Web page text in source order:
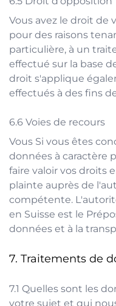
Vous avez le droit de
pour des raisons
particulière, à un
effectué sur la base
droit s'applique
effectués à des fins
Voies de recours
Vous Si vous êtes
données à caractère
faire valoir vos droits
plainte auprès de
compétente.
en Suisse est le
données et à la
Traitements de
Quelles sont les
votre sujet et qui